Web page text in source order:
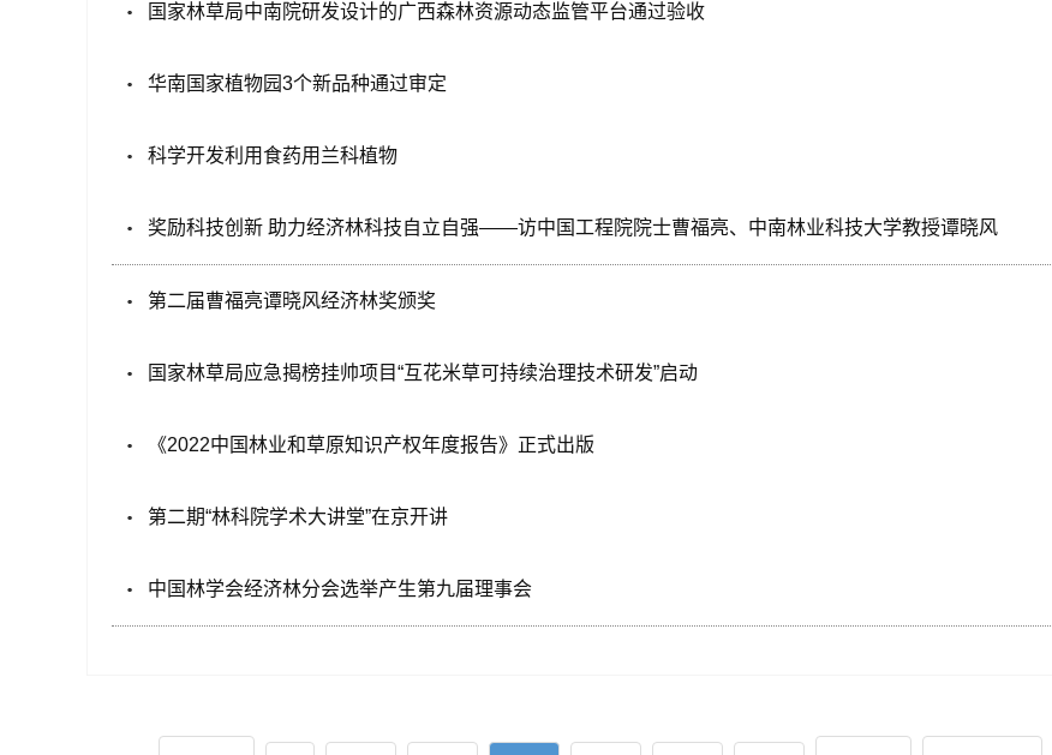
国家林草局中南院研发设计的广西森林资源动态监管平台通过验收
华南国家植物园3个新品种通过审定
科学开发利用食药用兰科植物
奖励科技创新 助力经济林科技自立自强——访中国工程院院士曹福亮、中南林业科技大学教授谭晓风
第二届曹福亮谭晓风经济林奖颁奖
国家林草局应急揭榜挂帅项目“互花米草可持续治理技术研发”启动
《2022中国林业和草原知识产权年度报告》正式出版
第二期“林科院学术大讲堂”在京开讲
中国林学会经济林分会选举产生第九届理事会